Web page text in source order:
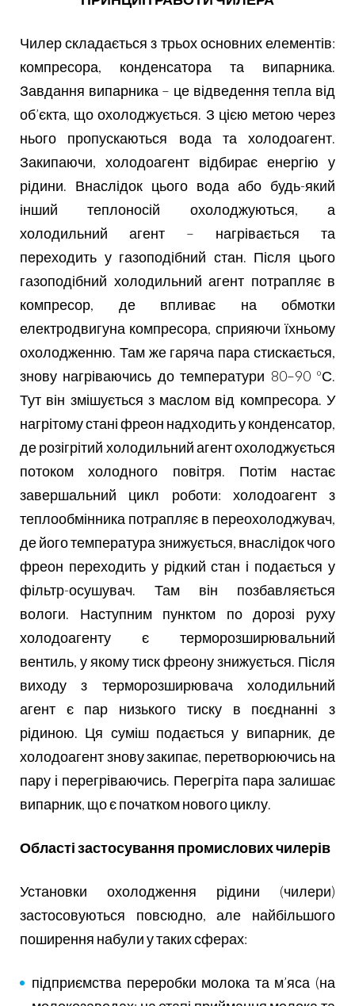
Чилер складається з трьох основних елементів:
компресора, конденсатора та випарника.
Завдання випарника – це відведення тепла від
об’єкта, що охолоджується. З цією метою через
нього пропускаються вода та холодоагент.
Закипаючи, холодоагент відбирає енергію у
рідини. Внаслідок цього вода або будь-який
інший теплоносій охолоджуються, а
холодильний агент – нагрівається та
переходить у газоподібний стан. Після цього
газоподібний холодильний агент потрапляє в
компресор, де впливає на обмотки
електродвигуна компресора, сприяючи їхньому
охолодженню. Там же гаряча пара стискається,
знову нагріваючись до температури 80–90 ºС.
Тут він змішується з маслом від компресора. У
нагрітому стані фреон надходить у конденсатор,
де розігрітий холодильний агент охолоджується
потоком холодного повітря. Потім настає
завершальний цикл роботи: холодоагент з
теплообмінника потрапляє в переохолоджувач,
де його температура знижується, внаслідок чого
фреон переходить у рідкий стан і подається у
фільтр-осушувач. Там він позбавляється
вологи. Наступним пунктом по дорозі руху
холодоагенту є терморозширювальний
вентиль, у якому тиск фреону знижується. Після
виходу з терморозширювача холодильний
агент є пар низького тиску в поєднанні з
рідиною. Ця суміш подається у випарник, де
холодоагент знову закипає, перетворюючись на
пару і перегріваючись. Перегріта пара залишає
випарник, що є початком нового циклу.
Області застосування промислових чилерів
Установки охолодження рідини (чилери)
застосовуються повсюдно, але найбільшого
поширення набули у таких сферах:
підприємства переробки молока та м’яса (на